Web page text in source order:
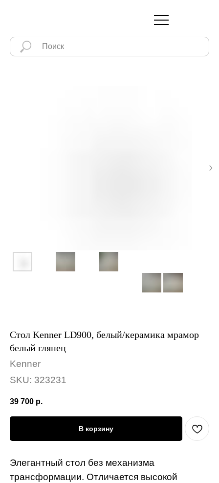
Стол Kenner LD900, белый/керамика мрамор
белый глянец
Kenner
SKU: 323231
39 700 р.
В корзину
Элегантный стол без механизма
трансформации. Отличается высокой